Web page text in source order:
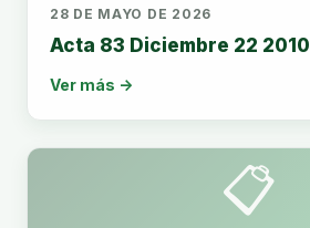
28 DE MAYO DE 2026
Acta 83 Diciembre 22 2010
Ver más →
📋